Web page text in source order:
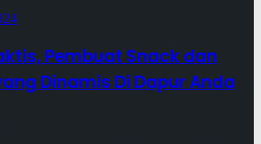
Pembuat Snack dan
Dinamis Di Dapur Anda